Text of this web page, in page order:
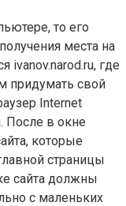
то его
места на
ivanov.narod.ru, где
придумать свой
Internet
После в окне
которые
страницы
сайта должны
с маленьких